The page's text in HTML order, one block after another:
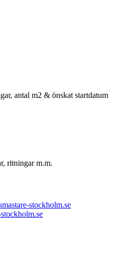
antal m2 & önskat startdatum
ritningar m.m.
stockholm.se